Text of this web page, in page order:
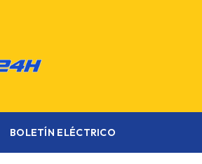
BOLETÍN ELÉCTRICO